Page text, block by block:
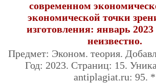
современном
экономической точки
изготовления: январь
неизвестно.
Предмет: Эконом. теория.
Год: 2023. Страниц: 15.
antiplagiat.ru: 95. *